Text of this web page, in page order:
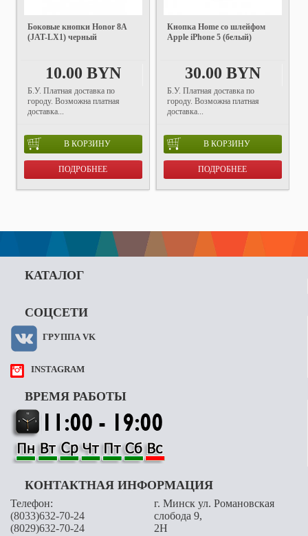
Боковые кнопки Honor 8A
(JAT-LX1) черный
10.00 BYN
Б.У. Платная доставка по
городу. Возможна платная
доставка...
В КОРЗИНУ
ПОДРОБНЕЕ
Кнопка Home со шлейфом
Apple iPhone 5 (белый)
30.00 BYN
Б.У. Платная доставка по
городу. Возможна платная
доставка...
В КОРЗИНУ
ПОДРОБНЕЕ
КАТАЛОГ
СОЦСЕТИ
ГРУППА VK
INSTAGRAM
ВРЕМЯ РАБОТЫ
КОНТАКТНАЯ ИНФОРМАЦИЯ
Телефон:
(8033)632-70-24
(8029)632-70-24
г. Минск ул. Романовская
слобода 9,
2H